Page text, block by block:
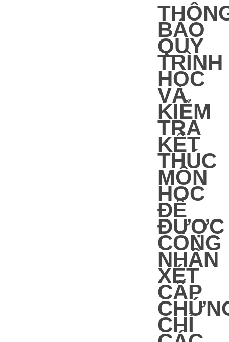
BÁO
QUY
TRÌNH
HỌC
VÀ
KIỂM
TRA
KẾT
THÚC
MÔN
HỌC
ĐỂ
ĐƯỢC
CÔNG
NHẬN
XÉT
CẤP
CHỈ